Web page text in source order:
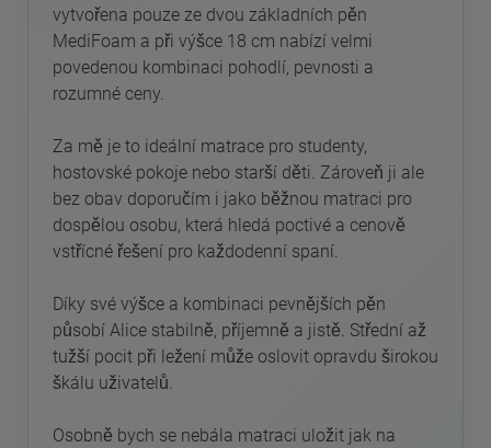
vytvořena pouze ze dvou základních pěn
MediFoam a při výšce 18 cm nabízí velmi
povedenou kombinaci pohodlí, pevnosti a
rozumné ceny.
Za mě je to ideální matrace pro studenty,
hostovské pokoje nebo starší děti. Zároveň ji ale
bez obav doporučím i jako běžnou matraci pro
dospělou osobu, která hledá poctivé a cenově
vstřícné řešení pro každodenní spaní.
Díky své výšce a kombinaci pevnějších pěn
působí Alice stabilně, příjemně a jistě. Střední až
tužší pocit při ležení může oslovit opravdu širokou
škálu uživatelů.
Osobně bych se nebála matraci uložit jak na